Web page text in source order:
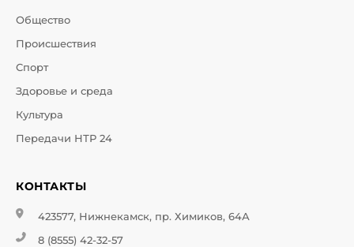
Общество
Происшествия
Спорт
Здоровье и среда
Культура
Передачи НТР 24
КОНТАКТЫ
423577, Нижнекамск, пр. Химиков, 64А
8 (8555) 42-32-57